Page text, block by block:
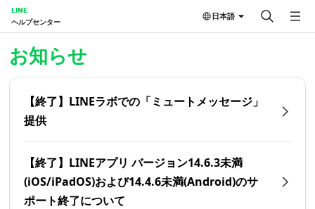
LINE
ヘルプセンター
日本語
お知らせ
【終了】LINEラボでの「ミュートメッセージ」
提供
【終了】LINEアプリ バージョン14.6.3未満
(iOS/iPadOS)および14.4.6未満(Android)のサ
ポート終了について